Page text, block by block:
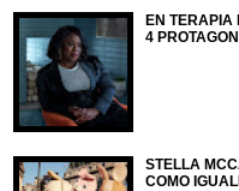
EN TERAPIA
4
STELLA
COMO